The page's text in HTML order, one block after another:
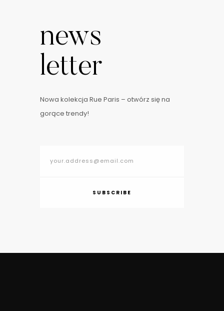
news
letter
Nowa kolekcja Rue Paris – otwórz się na
gorące trendy!
SUBSCRIBE